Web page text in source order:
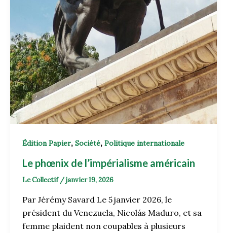
Édition Papier, Société, Politique internationale
Le phœnix de l’impérialisme américain
Le Collectif /janvier 19, 2026
Par Jérémy Savard Le 5 janvier 2026, le
président du Venezuela, Nicolás Maduro, et sa
femme plaident non coupables à plusieurs